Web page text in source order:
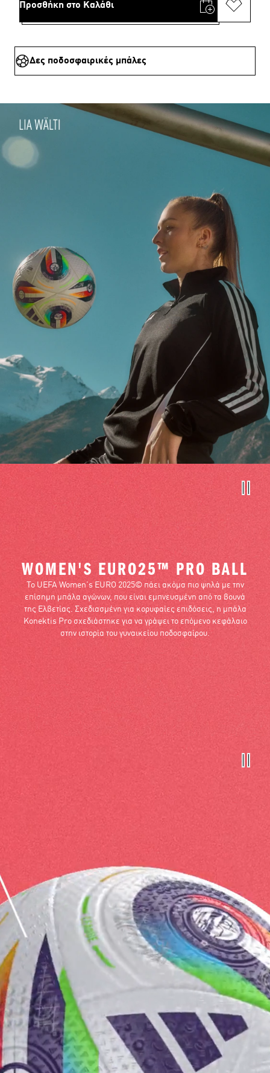
Προσθήκη στο Καλάθι
Δες ποδοσφαιρικές μπάλες
WOMEN'S EURO25™ PRO BALL
Το UEFA Women's EURO 2025© πάει ακόμα πιο ψηλά με την
επίσημη μπάλα αγώνων, που είναι εμπνευσμένη από τα βουνά
της Ελβετίας. Σχεδιασμένη για κορυφαίες επιδόσεις, η μπάλα
Konektis Pro σχεδιάστηκε για να γράψει το επόμενο κεφάλαιο
στην ιστορία του γυναικείου ποδοσφαίρου.